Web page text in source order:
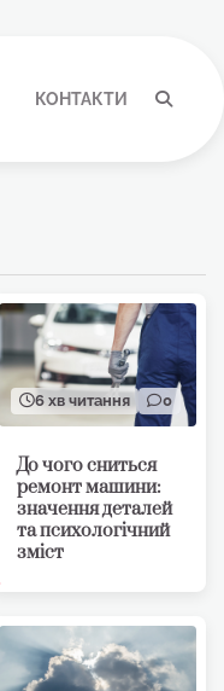
КОНТАКТИ
6 хв читання 0
До чого сниться
ремонт машини:
значення деталей
та психологічний
зміст